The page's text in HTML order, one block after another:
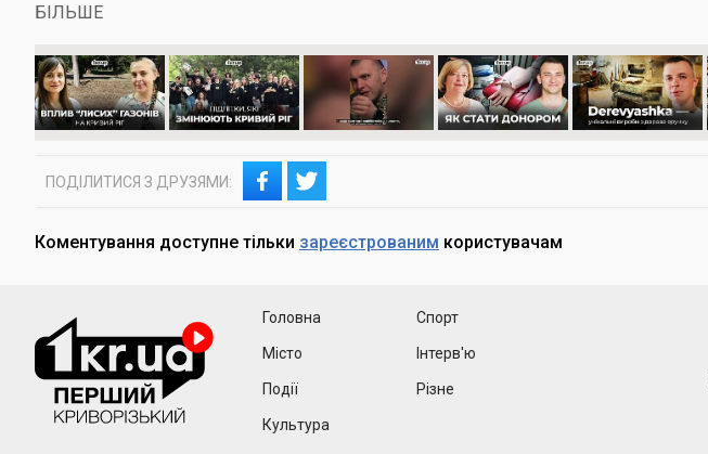
БІЛЬШЕ
ПОДІЛИТИСЯ З ДРУЗЯМИ:
Коментування доступне тільки зареєстрованим користувачам
Головна
Місто
Події
Культура
Спорт
Інтерв'ю
Різне